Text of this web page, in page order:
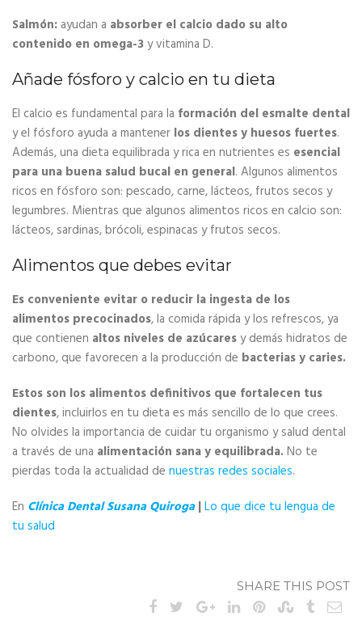
Salmón: ayudan a absorber el calcio dado su alto
contenido en omega-3y vitamina D.
Añade fósforo y calcio en tu dieta
El calcio es fundamental para la formación del esmalte dental
y el fósforo ayuda a mantener los dientes y huesos fuertes.
Además, una dieta equilibrada y rica en nutrientes es esencial
para una buena salud bucal en general. Algunos alimentos
ricos en fósforo son: pescado, carne, lácteos, frutos secos y
legumbres. Mientras que algunos alimentos ricos en calcio son:
lácteos, sardinas, brócoli, espinacas y frutos secos.
Alimentos que debes evitar
Es conveniente evitar o reducir la ingesta de los
alimentos precocinados, la comida rápida y los refrescos, ya
que contienen altos niveles de azúcaresy demás hidratos de
carbono, que favorecen a la producción de bacterias y caries.
Estos son los alimentos definitivos que fortalecen tus
dientes, incluirlos en tu dieta es más sencillo de lo que crees.
No olvides la importancia de cuidar tu organismo y salud dental
a través de una alimentación sana y equilibrada.No te
pierdas toda la actualidad de nuestras redes sociales.
En Clínica Dental Susana Quiroga |Lo que dice tu lengua de
tu salud
SHARE THIS POST